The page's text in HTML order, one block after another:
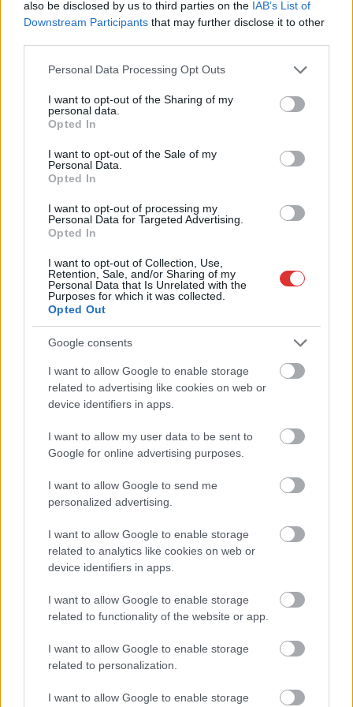
also be disclosed by us to third parties on the IAB’s List of
Downstream Participants that may further disclose it to other
Please note that this website/app uses one or more Google
not limited to your visit or usage behaviour. You may click to
grant or deny consent to Google and its third-party tags to
use your data for below specified purposes in below Google
consent section.
Personal Data Processing Opt Outs
I want to opt-out of the Sharing of my
personal data.
Opted In
I want to opt-out of the Sale of my
Personal Data.
Opted In
I want to opt-out of processing my
Personal Data for Targeted Advertising.
Opted In
I want to opt-out of Collection, Use,
Retention, Sale, and/or Sharing of my
Personal Data that Is Unrelated with the
Purposes for which it was collected.
Opted Out
Google consents
I want to allow Google to enable storage
related to advertising like cookies on web or
device identifiers in apps.
I want to allow my user data to be sent to
Google for online advertising purposes.
I want to allow Google to send me
personalized advertising.
I want to allow Google to enable storage
related to analytics like cookies on web or
device identifiers in apps.
I want to allow Google to enable storage
related to functionality of the website or app.
I want to allow Google to enable storage
related to personalization.
I want to allow Google to enable storage
Óriási, több mint két méteres harcsát fogott a Tiszán a 13 éves
fiú (VIDEÓVAL)
fennakadásokra és pótlóbuszos közlekedésre számítsunk az
egyik Jász-Nagykun-Szolnok megyei vasútvonalon
Visszaszámlálás indul: -1, 0, Sziget!
Magyarország jobban látszik közelről – heti médiaszemle a
független helyi sajtóból
büntetőügyében, vesztegetés miatt 3 év letöltendőt kaphat és
ez csak az egyik botrány
Problémák egész Jász-Nagykun-Szolnok megyében: egyre
több otthoni kútból fogy ki a víz
Szolnokon egy kulcsfontosságú körforgalmat részlegesen
lezárnak a napokban, a közlekedés az átlagost is meghaladó
mértékben lebénul
Elromlott a biztosítóberendezés a ceglédi vasútvonalon,
alapos késések alakultak ki a menetrendhez képest,
kimaradás is előfordult
Ön szerint hogy készül a hamisítatlan szolnoki habos isler?
üzemekben
kiskereskedelemben
Györfi Mihály több tucat vállalkozással egyeztetett a
41 fok fölé forrósodott az ország, Szolnokon pedig egy másik
Egy telefonhívást akart, végül rendőrök vitték el a mezőtúri
A Tisza kormány minisztere újabb nagy változásokról döntött